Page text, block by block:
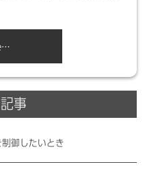
事
御したいとき